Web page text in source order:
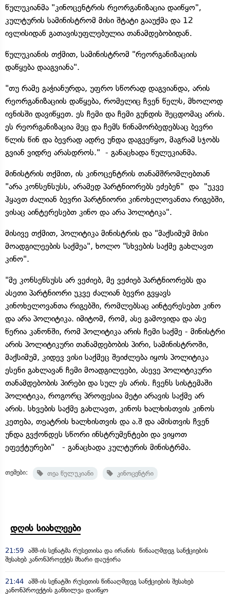
წულუკიანმა "კინოცენტრის რეორგანიზაცია დაიწყო",
კულტურის სამინისტრომ მისი შტატი გააუქმა და 12
ივლისიდან გათავისუფლებულია თანამდებობიდან.
წულუკიანის თქმით, სამინისტრომ "რეორგანიზაციის
დაწყება დააგვიანა".
"თუ რამე გაჭიანურდა, უფრო სწორად დაგვიანდა, არის
რეორგანიზაციის დაწყება, რომელიც ჩვენ წელს, მხოლოდ
ივნისში დავიწყეთ. ეს ჩემი და ჩემი გუნდის შეცდომაც არის.
ეს რეორგანიზაცია მეც და ჩემს წინამორბედებსაც ბევრი
წლის წინ და ბევრად ადრე უნდა დაგვეწყო, მაგრამ სჯობს
გვიან ვიდრე არასდროს." - განაცხადა წულუკიანმა.
მინისტრის თქმით, ის კინოცენტრის თანამშრომლებთან
"არა კონსენსუსს, არამედ პარტნიორებს ეძებენ" და "უკვე
ჰყავთ ძალიან ბევრი პარტნიორი კინოხელოვანთა რიგებში,
ვისაც აინტერესებთ კინო და არა პოლიტიკა".
მისივე თქმით, პოლიტიკა მინისტრის და "მაქსიმუმ მისი
მოადგილეების საქმეა", ხოლო "სხვების საქმე გახლავთ
კინო".
"მე კონსენსუსს არ ვეძიებ, მე ვეძიებ პარტნიორებს და
ასეთი პარტნიორი უკვე ძალიან ბევრი გვყავს
კინოხელოვანთა რიგებში, რომლებსაც აინტერესებთ კინო
და არა პოლიტიკა. იმიტომ, რომ, ასე გამოვიდა და ასე
წერია კანონში, რომ პოლიტიკა არის ჩემი საქმე - მინისტრი
არის პოლიტიკური თანამდებობის პირი, სამინისტროში,
მაქსიმუმ, კიდევ ვისი საქმეც შეიძლება იყოს პოლიტიკა
ესენი გახლავან ჩემი მოადგილეები, ასევე პოლიტიკური
თანამდებობის პირები და სულ ეს არის. ჩვენს სისტემაში
პოლიტიკა, როგორც პროფესია მეტი არავის საქმე არ
არის. სხვების საქმე გახლავთ, კინოს ხალხისთვის კინოს
კეთება, თეატრის ხალხისთვის და ა.შ და ამისთვის ჩვენ
უნდა გვქონდეს სწორი ინსტრუმენტები და ვიყოთ
ეფექტურები" - განაცხადა კულტურის მინისტრმა.
თემები: თეა წულუკიანი კინოცენტრი
დღის სიახლეები
21:59 აშშ-ის სენატმა რუსეთისა და ირანის წინააღმდეგ სანქციების
შესახებ კანონპროექტს მხარი დაუჭირა
21:44 აშშ-ის სენატში რუსეთის წინააღმდეგ სანქციების შესახებ
კანონპროექტის განხილვა დაიწყო